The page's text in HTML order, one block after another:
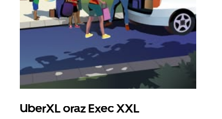
UberXL oraz Exec XXL